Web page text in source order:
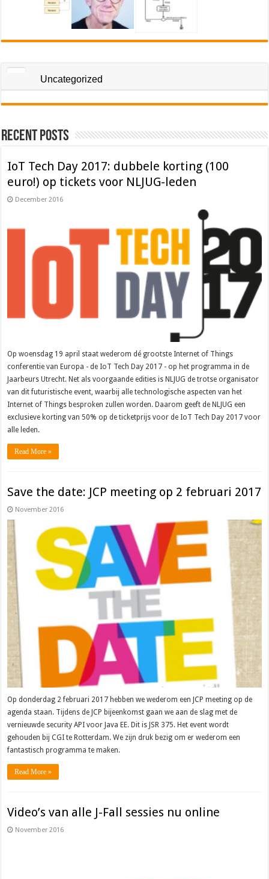
Uncategorized
Recent Posts
IoT Tech Day 2017: dubbele korting (100
euro!) op tickets voor NLJUG-leden
December 2016
Op woensdag 19 april staat wederom dé grootste Internet of Things
conferentie van Europa - de IoT Tech Day 2017 - op het programma in de
Jaarbeurs Utrecht. Net als voorgaande edities is NLJUG de trotse organisator
van dit futuristische event, waarbij alle technologische aspecten van het
Internet of Things besproken zullen worden. Daarom geeft de NLJUG een
exclusieve korting van 50% op de ticketprijs voor de IoT Tech Day 2017 voor
alle leden.
Read More »
Save the date: JCP meeting op 2 februari 2017
November 2016
Op donderdag 2 februari 2017 hebben we wederom een JCP meeting op de
agenda staan. Tijdens de JCP bijeenkomst gaan we aan de slag met de
vernieuwde security API voor Java EE. Dit is JSR 375. Het event wordt
gehouden bij CGI te Rotterdam. We zijn druk bezig om er wederom een
fantastisch programma te maken.
Read More »
Video’s van alle J-Fall sessies nu online
November 2016